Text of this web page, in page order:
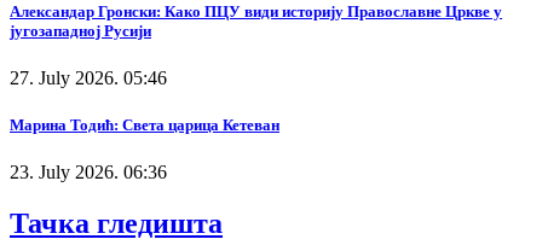
Александар Гронски: Како ПЦУ види историју Православне Цркве у
југозападној Русији
27. July 2026. 05:46
Марина Тодић: Света царица Кетеван
23. July 2026. 06:36
Тачка гледишта